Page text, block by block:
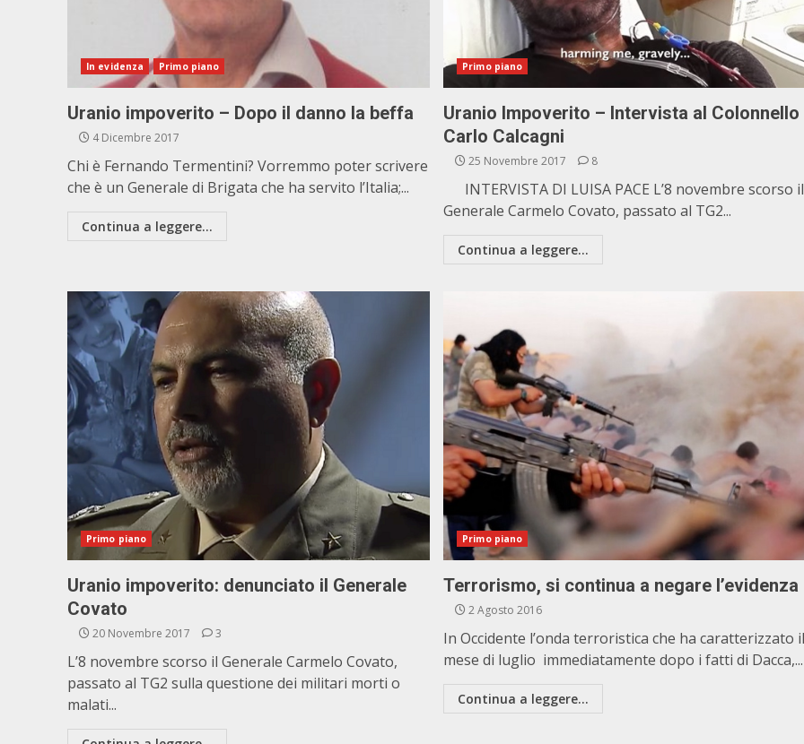
In evidenza Primo piano
Uranio impoverito – Dopo il danno la beffa
4 Dicembre 2017
Chi è Fernando Termentini? Vorremmo poter scrivere
che è un Generale di Brigata che ha servito l’Italia;...
Continua a leggere...
Primo piano
Uranio Impoverito – Intervista al Colonnello
Carlo Calcagni
25 Novembre 2017 8
INTERVISTA DI LUISA PACE L’8 novembre scorso il
Generale Carmelo Covato, passato al TG2...
Continua a leggere...
Primo piano
Uranio impoverito: denunciato il Generale
Covato
20 Novembre 2017 3
L’8 novembre scorso il Generale Carmelo Covato,
passato al TG2 sulla questione dei militari morti o
malati...
Primo piano
Terrorismo, si continua a negare l’evidenza
2 Agosto 2016
In Occidente l’onda terroristica che ha caratterizzato
mese di luglio immediatamente dopo i fatti di Dacca,...
Continua a leggere...